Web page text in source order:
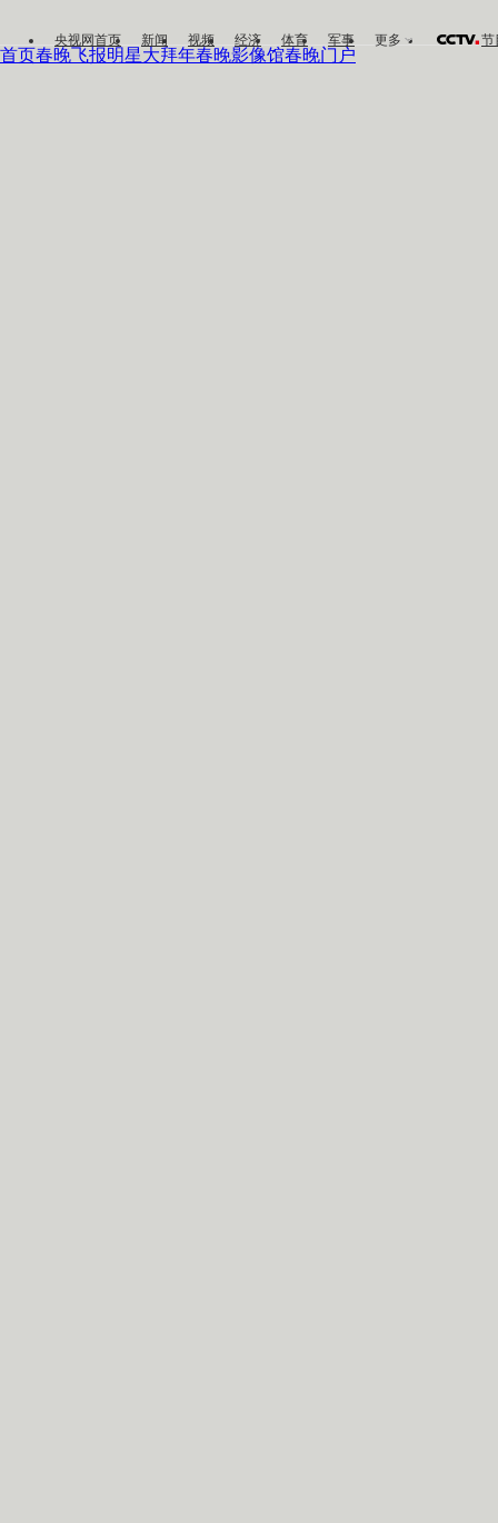
央视网首页 新闻 视频 经济 体育 军事 更多 节
首页春晚飞报明星大拜年春晚影像馆春晚门户